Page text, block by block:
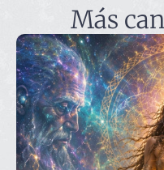
Más